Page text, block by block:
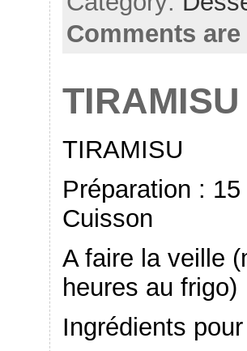
Comments
TIRAMISU
TIRAMISU
Préparation :
Cuisson
A faire la veille
heures au frigo)
Ingrédients